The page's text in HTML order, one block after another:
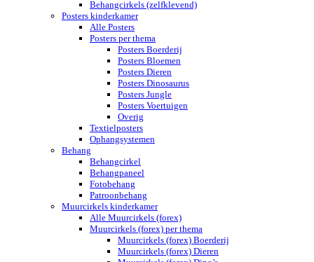
Behangcirkels (zelfklevend)
Posters kinderkamer
Alle Posters
Posters per thema
Posters Boerderij
Posters Bloemen
Posters Dieren
Posters Dinosaurus
Posters Jungle
Posters Voertuigen
Overig
Textielposters
Ophangsystemen
Behang
Behangcirkel
Behangpaneel
Fotobehang
Patroonbehang
Muurcirkels kinderkamer
Alle Muurcirkels (forex)
Muurcirkels (forex) per thema
Muurcirkels (forex) Boerderij
Muurcirkels (forex) Dieren